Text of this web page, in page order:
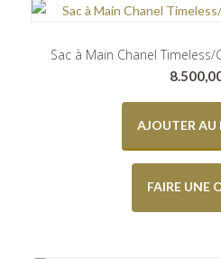
Sac à Main Chanel Timeless/
AJOUTER AU
FAIRE UNE